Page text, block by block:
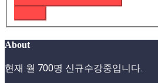
About
현재 월 700명 신규수강중입니다.